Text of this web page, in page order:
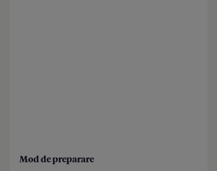
Mod de preparare